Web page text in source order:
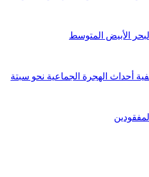
أحداث الهجرة الجماعية نحو سبتة